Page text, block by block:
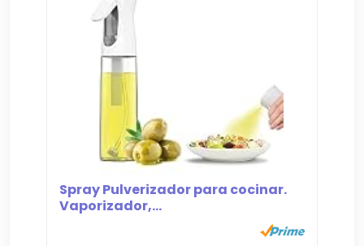
Spray Pulverizador para cocinar.
Vaporizador,...